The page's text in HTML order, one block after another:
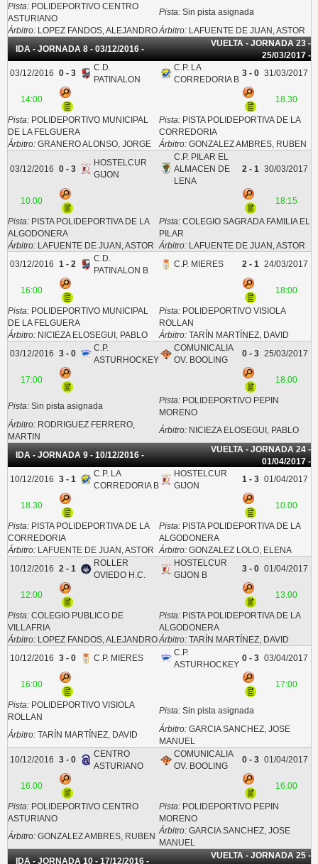
Pista:POLIDEPORTIVO CENTRO
ASTURIANO
Pista:Sin pista asignada
Árbitro:LOPEZ FANDOS, ALEJANDROÁrbitro:LAFUENTE DE JUAN, ASTOR
IDA - JORNADA 8 - 03/12/2016 -
VUELTA - JORNADA 23 -
25/03/2017 -
03/12/2016
0 - 3
C.D.
PATINALON
C.P. LA
CORREDORIA B
3 - 0 31/03/2017
14:00 18.30
Pista:POLIDEPORTIVO MUNICIPAL
DE LA FELGUERA
Pista:PISTA POLIDEPORTIVA DE LA
CORREDORIA
Árbitro:GRANERO ALONSO, JORGE Árbitro:GONZALEZ AMBRES, RUBEN
03/12/2016 0 - 3
HOSTELCUR
GIJON
C.P. PILAR EL
ALMACEN DE
LENA
2 - 1 30/03/2017
10.00 18:15
Pista:PISTA POLIDEPORTIVA DE LA
ALGODONERA
Pista:COLEGIO SAGRADA FAMILIA EL
PILAR
Árbitro:LAFUENTE DE JUAN, ASTOR Árbitro:LAFUENTE DE JUAN, ASTOR
03/12/2016
1 - 2
C.D.
PATINALON B
C.P. MIERES 2 - 1 24/03/2017
16:00 18:00
Pista:POLIDEPORTIVO MUNICIPAL
DE LA FELGUERA
Pista:POLIDEPORTIVO VISIOLA
ROLLAN
Árbitro:NICIEZA ELOSEGUI, PABLO Árbitro:TARÍN MARTÍNEZ, DAVID
03/12/2016
3 - 0
C.P.
ASTURHOCKEY
COMUNICALIA
OV. BOOLING
0 - 3 25/03/2017
17:00 18.00
Pista:Sin pista asignada
Pista:POLIDEPORTIVO PEPIN
MORENO
Árbitro:RODRIGUEZ FERRERO,
MARTIN
Árbitro:NICIEZA ELOSEGUI, PABLO
IDA - JORNADA 9 - 10/12/2016 -
VUELTA - JORNADA 24 -
01/04/2017 -
10/12/2016
3 - 1
C.P. LA
CORREDORIA B
HOSTELCUR
GIJON
1 - 3 01/04/2017
18.30 10.00
Pista:PISTA POLIDEPORTIVA DE LA
CORREDORIA
Pista:PISTA POLIDEPORTIVA DE LA
ALGODONERA
Árbitro:LAFUENTE DE JUAN, ASTOR Árbitro:GONZALEZ LOLO, ELENA
10/12/2016
2 - 1
ROLLER
OVIEDO H.C.
HOSTELCUR
GIJON B
3 - 0 01/04/2017
12:00 13.00
Pista:COLEGIO PUBLICO DE
VILLAFRIA
Pista:PISTA POLIDEPORTIVA DE LA
ALGODONERA
Árbitro:LOPEZ FANDOS, ALEJANDROÁrbitro:TARÍN MARTÍNEZ, DAVID
10/12/2016
3 - 0 C.P. MIERES
C.P.
ASTURHOCKEY
0 - 3 03/04/2017
16:00 17:00
Pista:POLIDEPORTIVO VISIOLA
ROLLAN
Pista:Sin pista asignada
Árbitro:TARÍN MARTÍNEZ, DAVID
Árbitro:GARCIA SANCHEZ, JOSE
MANUEL
10/12/2016
3 - 0
CENTRO
ASTURIANO
COMUNICALIA
OV. BOOLING
0 - 3 01/04/2017
16.00 16.00
Pista:POLIDEPORTIVO CENTRO
ASTURIANO
Pista:POLIDEPORTIVO PEPIN
MORENO
Árbitro:GONZALEZ AMBRES, RUBEN
Árbitro:GARCIA SANCHEZ, JOSE
MANUEL
IDA - JORNADA 10 - 17/12/2016 -
VUELTA - JORNADA 25 -